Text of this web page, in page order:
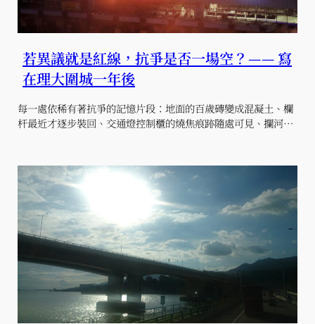
若異議就是紅線，抗爭是否一場空？ — — 寫
在理大圍城一年後
每一處依稀有著抗爭的記憶片段：地面的百歲磚變成混凝土、欄
杆最近才逐步裝回、交通燈控制櫃的燒焦痕跡隨處可見、攔河…